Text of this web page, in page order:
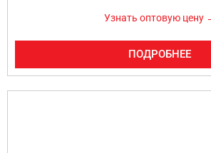
Узнать оптовую цену
ПОДРОБНЕЕ